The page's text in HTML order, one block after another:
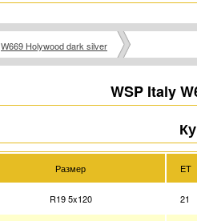
W669 Holywood dark silver
WSP Italy
Размер ET
R19 5x120 21